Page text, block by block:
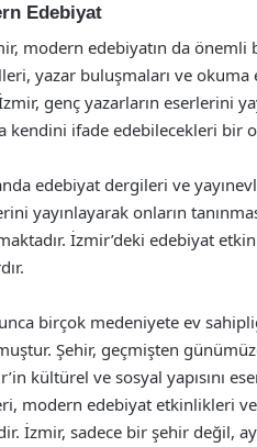
Edebiyat
modern edebiyatın da
yazar buluşmaları ve
genç yazarların eserlerini
kendini ifade edebilecekleri bir
edebiyat dergileri ve
yayınlayarak onların
İzmir’deki edebiyat
birçok medeniyete ev
Şehir, geçmişten
kültürel ve sosyal yapısını
modern edebiyat etkinlikleri
İzmir, sadece bir şehir değil,